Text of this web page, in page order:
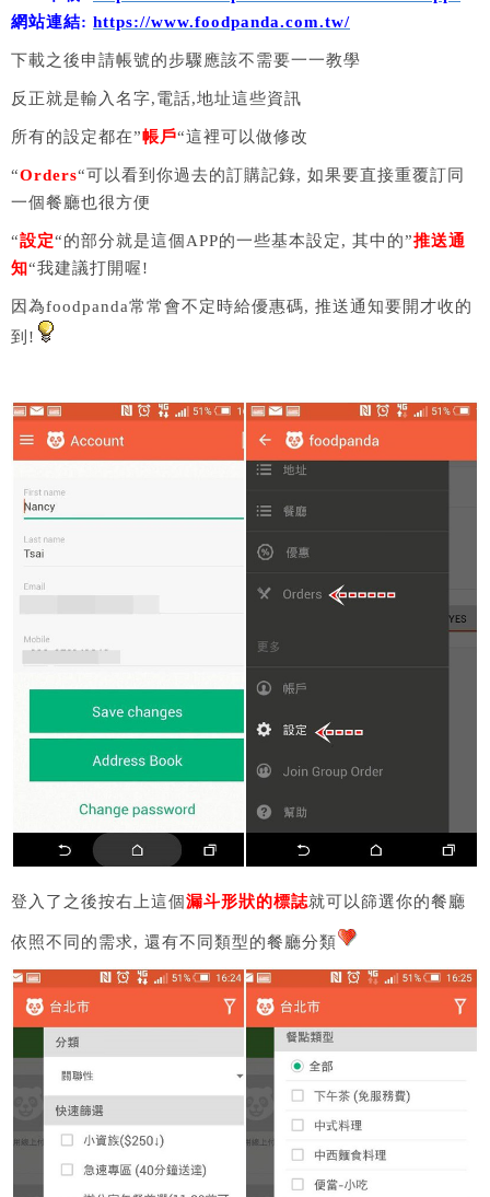
網站連結: https://www.foodpanda.com.tw/
下載之後申請帳號的步驟應該不需要一一教學
反正就是輸入名字,電話,地址這些資訊
所有的設定都在”帳戶“這裡可以做修改
“Orders“可以看到你過去的訂購記錄, 如果要直接重覆訂同
一個餐廳也很方便
“設定“的部分就是這個APP的一些基本設定, 其中的”推送通
知“我建議打開喔!
因為foodpanda常常會不定時給優惠碼, 推送通知要開才收的
到!
登入了之後按右上這個漏斗形狀的標誌就可以篩選你的餐廳
依照不同的需求, 還有不同類型的餐廳分類